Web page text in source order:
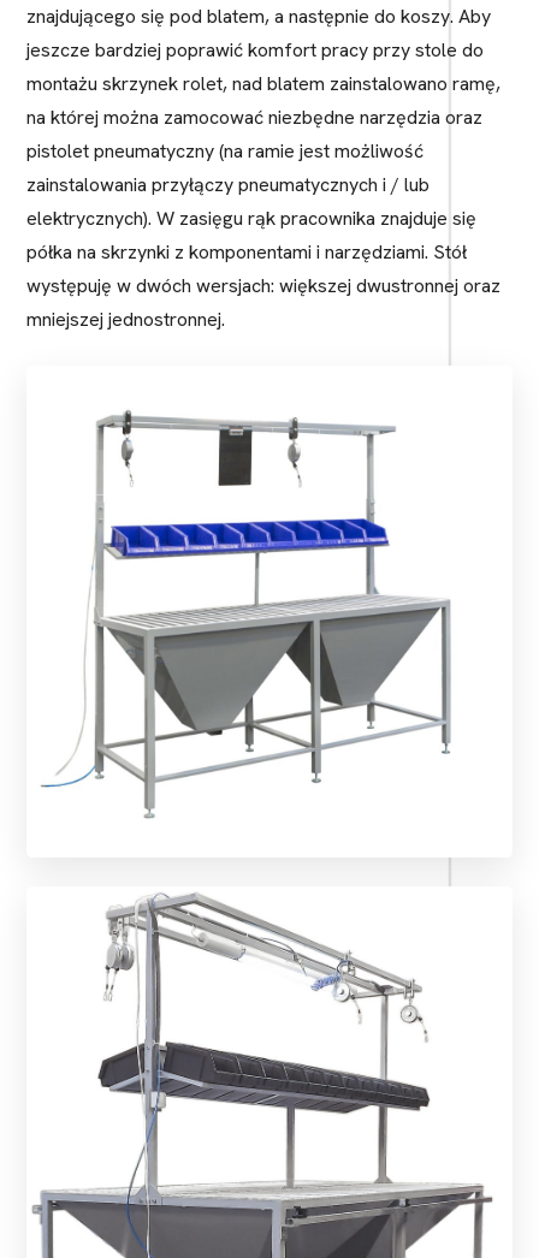
znajdującego się pod blatem, a następnie do koszy. Aby
jeszcze bardziej poprawić komfort pracy przy stole do
montażu skrzynek rolet, nad blatem zainstalowano ramę,
na której można zamocować niezbędne narzędzia oraz
pistolet pneumatyczny (na ramie jest możliwość
zainstalowania przyłączy pneumatycznych i / lub
elektrycznych). W zasięgu rąk pracownika znajduje się
półka na skrzynki z komponentami i narzędziami. Stół
występuję w dwóch wersjach: większej dwustronnej oraz
mniejszej jednostronnej.